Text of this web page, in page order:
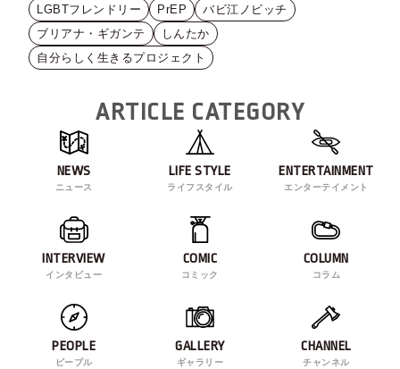
LGBTフレンドリー
PrEP
バビ江ノビッチ
ブリアナ・ギガンテ
しんたか
自分らしく生きるプロジェクト
ARTICLE CATEGORY
NEWS
ニュース
LIFE STYLE
ライフスタイル
ENTERTAINMENT
エンターテイメント
INTERVIEW
インタビュー
COMIC
コミック
COLUMN
コラム
PEOPLE
ピープル
GALLERY
ギャラリー
CHANNEL
チャンネル